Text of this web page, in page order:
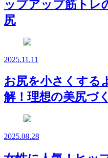
ップアップ筋トレ
尻
2025.11.11
お尻を小さくする
解！理想の美尻づ
2025.08.28